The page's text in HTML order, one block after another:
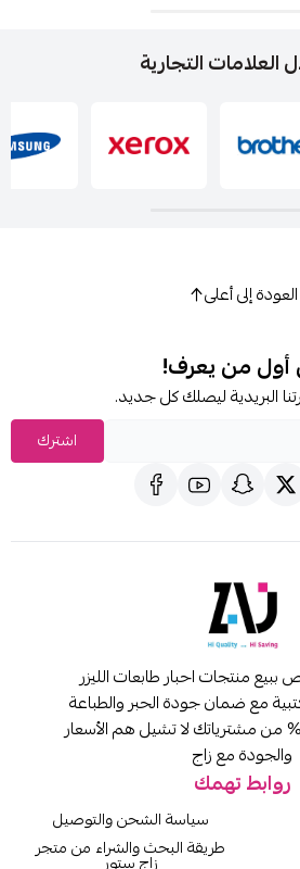
التجارية
العودة إلى أعلى
من يعرف!
البريدية ليصلك كل جديد.
اشترك
منتجات احبار طابعات الليزر
مع ضمان جودة الحبر والطباعة
وتوفير يصل الى 70% من مشترياتك لا تشيل هم الأسعار
والجودة مع زاج
روابط تهمك
سياسة الشحن والتوصيل
طريقة البحث والشراء من متجر
زاج ستور